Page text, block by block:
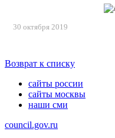
30 октября 2019
Возврат к списку
сайты россии
сайты москвы
наши сми
council.gov.ru